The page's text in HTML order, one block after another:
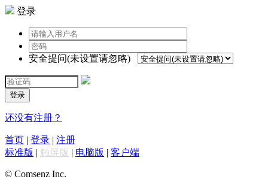
登录
安全提问(未设置请忽略)
登录
还没有注册？
首页 | 登录 | 注册
标准版 | 触屏版 | 电脑版 | 客户端
© Comsenz Inc.